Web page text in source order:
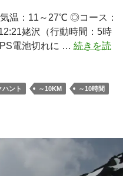
：11～27℃ ◎コース：
姥沢（行動時間：5時
電池切れに … 続きを読
ハント ～10KM
～10時間